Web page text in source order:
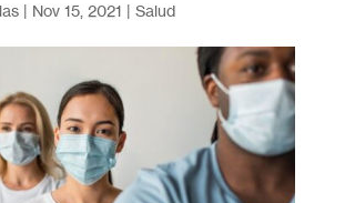
| Nov 15, 2021 | Salud